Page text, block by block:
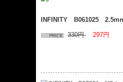
INFINITY B061025 2.5mm
330円 297円